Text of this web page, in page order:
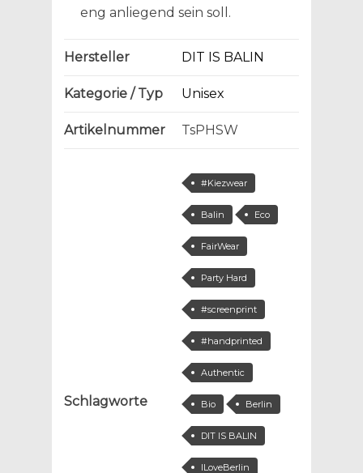
eng anliegend sein soll.
Hersteller DIT IS BALIN
Kategorie / Typ Unisex
Artikelnummer TsPHSW
Schlagworte
#Kiezwear
Balin Eco
FairWear
Party Hard
#screenprint
#handprinted
Authentic
Bio Berlin
DIT IS BALIN
ILoveBerlin